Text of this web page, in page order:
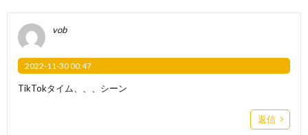
vob
2022-11-30 00:47
TikTokタイム、、、シーン
返信